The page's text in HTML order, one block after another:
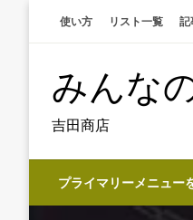
使い方 リスト一覧 記
みんな
吉田商店
プライマリーメニュー